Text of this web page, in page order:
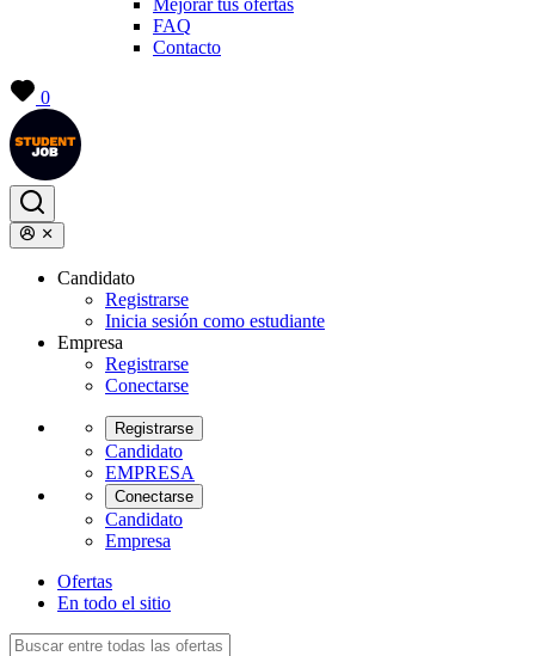
Mejorar tus ofertas
FAQ
Contacto
0
Candidato
Registrarse
Inicia sesión como estudiante
Empresa
Registrarse
Conectarse
Registrarse
Candidato
EMPRESA
Conectarse
Candidato
Empresa
Ofertas
En todo el sitio